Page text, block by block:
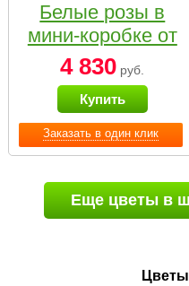
Заказать в один клик
Белые розы в
мини-коробке от
Bella Fiori
4 830 руб.
Купить
Еще цветы в